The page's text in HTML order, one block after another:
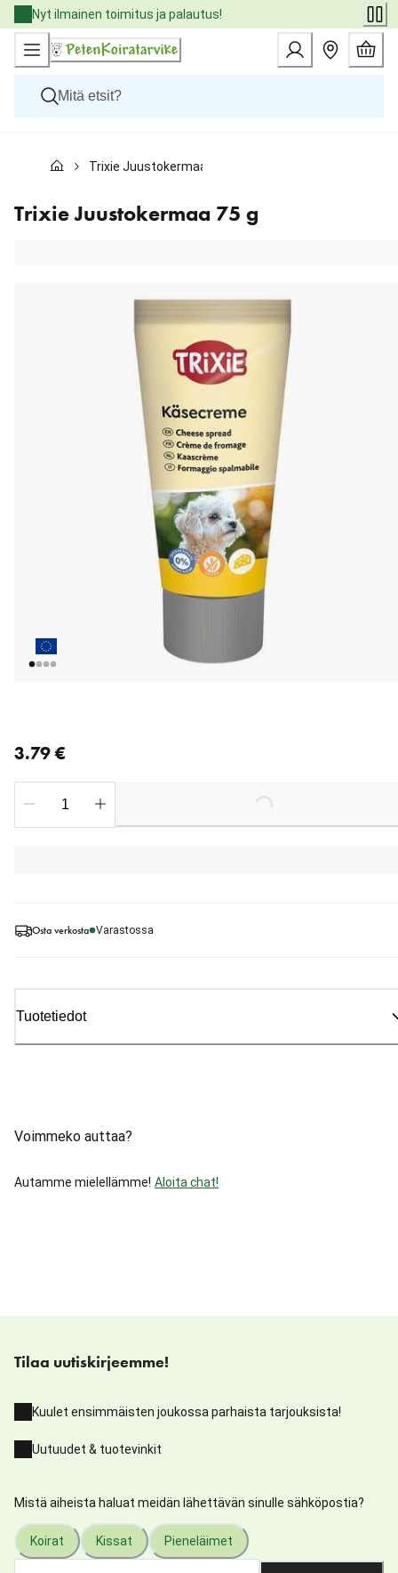
Skip
to
Content
Nyt ilmainen toimitus ja palautus!
Kissat
Eläinlääkäriruoat
Tuotemerkit
Trixie Juustokermaa 75 g
Trixie Juustokermaa 75 g
Osta verkosta Varastossa
Tuotetiedot
Voimmeko auttaa?
Autamme mielellämme! Aloita chat!
3.79 €
Loading...
Tilaa uutiskirjeemme!
Kuulet ensimmäisten joukossa parhaista tarjouksista!
Uutuudet & tuotevinkit
Mistä aiheista haluat meidän lähettävän sinulle sähköpostia?
Koirat Kissat Pieneläimet